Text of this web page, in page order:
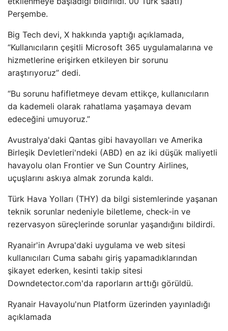
Perşembe.
Big Tech devi, X hakkında yaptığı açıklamada,
“Kullanıcıların çeşitli Microsoft 365 uygulamalarına ve
hizmetlerine erişirken etkileyen bir sorunu
araştırıyoruz” dedi.
“Bu sorunu hafifletmeye devam ettikçe, kullanıcıların
da kademeli olarak rahatlama yaşamaya devam
edeceğini umuyoruz.”
Avustralya'daki Qantas gibi havayolları ve Amerika
Birleşik Devletleri'ndeki (ABD) en az iki düşük maliyetli
havayolu olan Frontier ve Sun Country Airlines,
uçuşlarını askıya almak zorunda kaldı.
Türk Hava Yolları (THY) da bilgi sistemlerinde yaşanan
teknik sorunlar nedeniyle biletleme, check-in ve
rezervasyon süreçlerinde sorunlar yaşandığını bildirdi.
Ryanair'in Avrupa'daki uygulama ve web sitesi
kullanıcıları Cuma sabahı giriş yapamadıklarından
şikayet ederken, kesinti takip sitesi
Downdetector.com'da raporların arttığı görüldü.
Ryanair Havayolu'nun Platform üzerinden yayınladığı
açıklamada